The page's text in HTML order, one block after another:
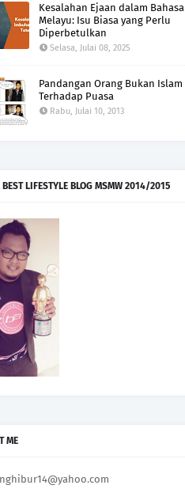
Kesalahan Ejaan dalam Bahasa
Melayu: Isu Biasa yang Perlu
Diperbetulkan
Selasa, Julai 08, 2025
Pandangan Orang Bukan Islam
Terhadap Puasa
Rabu, Julai 10, 2013
BEST LIFESTYLE BLOG MSMW 2014/2015
ME